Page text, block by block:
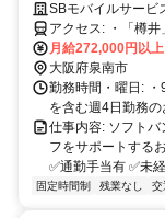
SBモバイルサービ
アクセス:
月給272,000円以上
大阪府泉南市
勤務時間・曜日:
を含む週4日勤務の
仕事内容: ソフト
フをサポートする
✅通勤手当有 ✅未
固定時間制 残業なし 交